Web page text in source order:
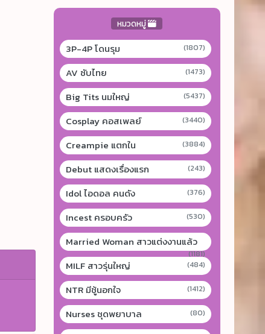
หมวดหมู่
3P-4P โดนรุม (1807)
AV ซับไทย (1473)
Big Tits นมใหญ่ (5437)
Cosplay คอสเพลย์ (3440)
Creampie แตกใน (3884)
Debut แสดงเรื่องแรก (243)
Idol ไอดอล คนดัง (376)
Incest ครอบครัว (530)
Married Woman สาวแต่งงานแล้ว
(1181)
MILF สาวรุ่นใหญ่ (484)
NTR มีชู้นอกใจ (1412)
Nurses ชุดพยาบาล (80)